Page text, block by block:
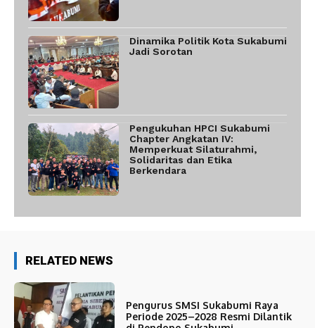
Dinamika Politik Kota Sukabumi
Jadi Sorotan
Pengukuhan HPCI Sukabumi
Chapter Angkatan IV:
Memperkuat Silaturahmi,
Solidaritas dan Etika
Berkendara
RELATED NEWS
Pengurus SMSI Sukabumi Raya
Periode 2025–2028 Resmi Dilantik